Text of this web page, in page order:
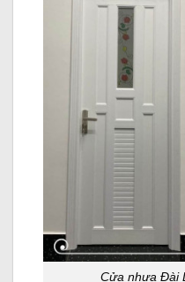
Cửa nhựa Đài